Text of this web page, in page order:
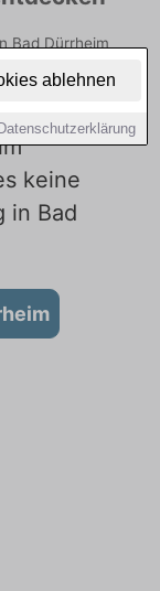
ablehnen
Datenschutzerklärung
Bad Dürrheim
freie Optionen
heute.
keine
in Bad